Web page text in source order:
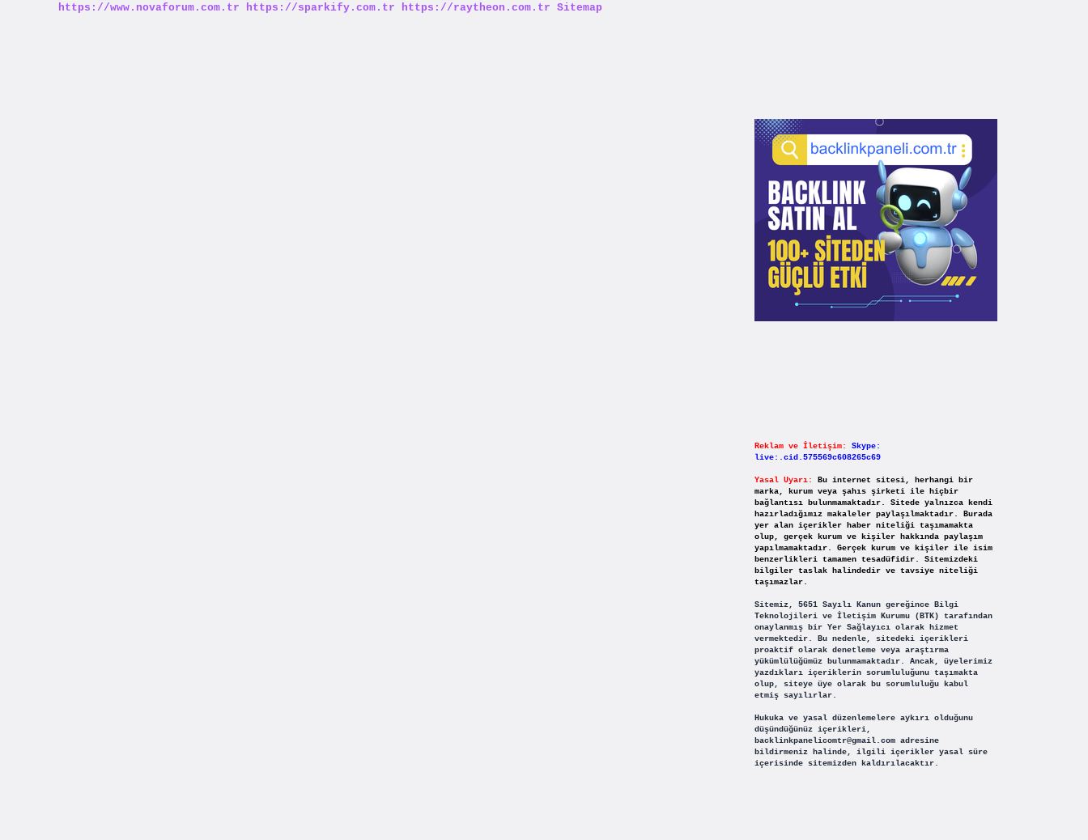
https://www.novaforum.com.tr https://sparkify.com.tr https://raytheon.com.tr Sitemap
Reklam ve İletişim:
Skype:
live:.cid.575569c608265c69
Yasal Uyarı:
Bu internet sitesi, herhangi bir
marka, kurum veya şahıs şirketi ile hiçbir
bağlantısı bulunmamaktadır. Sitede yalnızca kendi
hazırladığımız makaleler paylaşılmaktadır. Burada
yer alan içerikler haber niteliği taşımamakta
olup, gerçek kurum ve kişiler hakkında paylaşım
yapılmamaktadır. Gerçek kurum ve kişiler ile isim
benzerlikleri tamamen tesadüfidir. Sitemizdeki
bilgiler taslak halindedir ve tavsiye niteliği
taşımazlar.
Sitemiz, 5651 Sayılı Kanun gereğince Bilgi
Teknolojileri ve İletişim Kurumu (BTK) tarafından
onaylanmış bir Yer Sağlayıcı olarak hizmet
vermektedir. Bu nedenle, sitedeki içerikleri
proaktif olarak denetleme veya araştırma
yükümlülüğümüz bulunmamaktadır. Ancak, üyelerimiz
yazdıkları içeriklerin sorumluluğunu taşımakta
olup, siteye üye olarak bu sorumluluğu kabul
etmiş sayılırlar.
Hukuka ve yasal düzenlemelere aykırı olduğunu
düşündüğünüz içerikleri,
backlinkpanelicomtr@gmail.comadresine
bildirmeniz halinde, ilgili içerikler yasal süre
içerisinde sitemizden kaldırılacaktır.